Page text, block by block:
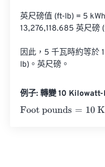
英尺磅值 (ft-lb) = 5
13,276,118.685 英尺磅
因此，5 千瓦時約等於
lb)。英尺磅。
例子: 轉變 10
Foot pounds=10